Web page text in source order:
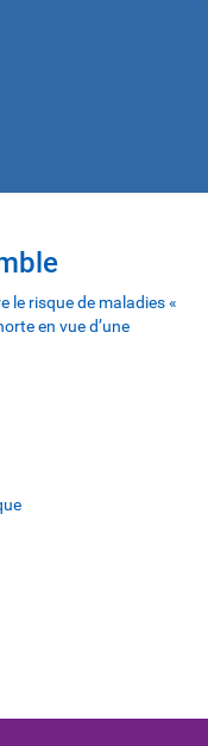
le risque de maladies «
en vue d’une